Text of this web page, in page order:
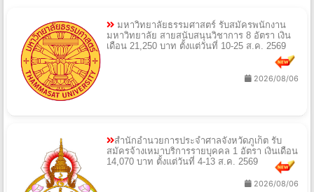
มหาวิทยาลัยธรรมศาสตร์ รับสมัครพนักงาน
มหาวิทยาลัย สายสนับสนุนวิชาการ 8 อัตรา เงิน
เดือน 21,250 บาท ตั้งแต่วันที่ 10-25 ส.ค. 2569
2026/08/06
สำนักอำนวยการประจำศาลจังหวัดภูเก็ต รับ
สมัครจ้างเหมาบริการรายบุคคล 1 อัตรา เงินเดือน
14,070 บาท ตั้งแต่วันที่ 4-13 ส.ค. 2569
2026/08/06